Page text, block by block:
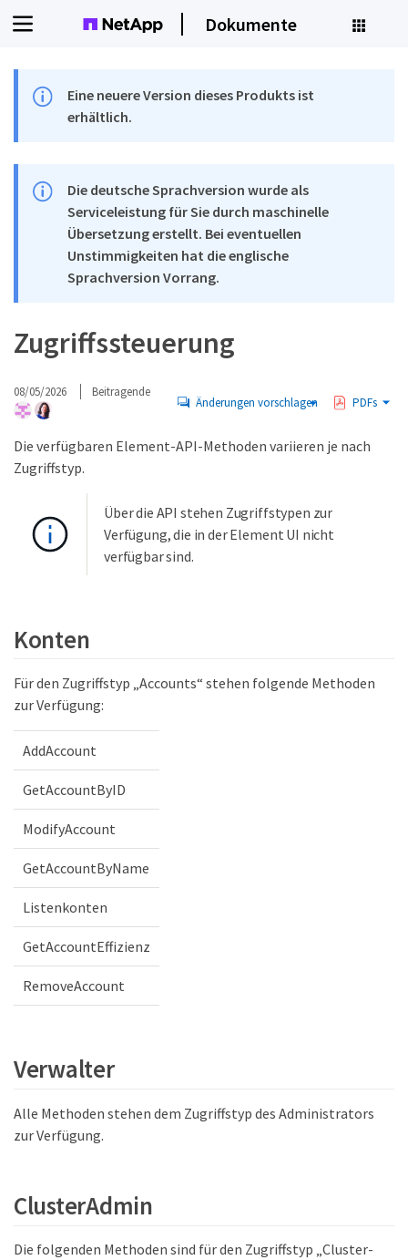
Dokumente
Eine neuere Version dieses Produkts ist
erhältlich.
Die deutsche Sprachversion wurde als
Serviceleistung für Sie durch maschinelle
Übersetzung erstellt. Bei eventuellen
Unstimmigkeiten hat die englische
Sprachversion Vorrang.
Zugriffssteuerung
08/05/2026 Beitragende
Änderungen vorschlagen PDFs
Die verfügbaren Element-API-Methoden variieren je nach
Zugriffstyp.
Über die API stehen Zugriffstypen zur
Verfügung, die in der Element UI nicht
verfügbar sind.
Konten
Für den Zugriffstyp „Accounts“ stehen folgende Methoden
zur Verfügung:
AddAccount
GetAccountByID
ModifyAccount
GetAccountByName
Listenkonten
GetAccountEffizienz
RemoveAccount
Verwalter
Alle Methoden stehen dem Zugriffstyp des Administrators
zur Verfügung.
ClusterAdmin
Die folgenden Methoden sind für den Zugriffstyp „Cluster-